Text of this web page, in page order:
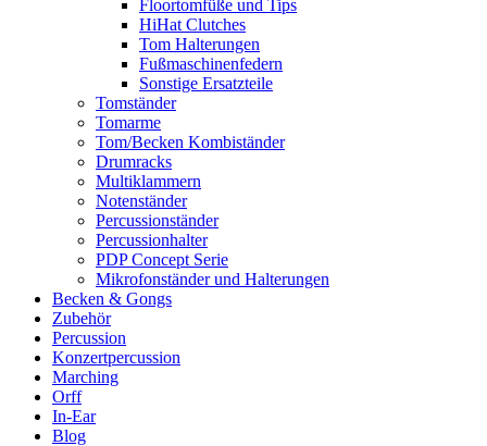
Floortomfüße und Tips
HiHat Clutches
Tom Halterungen
Fußmaschinenfedern
Sonstige Ersatzteile
Tomständer
Tomarme
Tom/Becken Kombiständer
Drumracks
Multiklammern
Notenständer
Percussionständer
Percussionhalter
PDP Concept Serie
Mikrofonständer und Halterungen
Becken & Gongs
Zubehör
Percussion
Konzertpercussion
Marching
Orff
In-Ear
Blog